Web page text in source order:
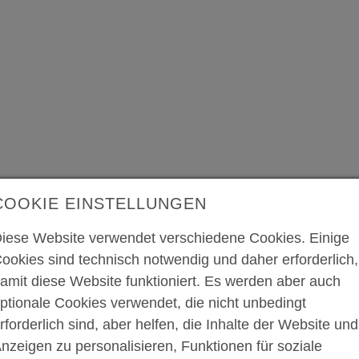
EINSTELLUNGEN
Website verwendet verschiedene Cookies. Einige
sind technisch notwendig und daher erforderlich,
diese Website funktioniert. Es werden aber auch
Cookies verwendet, die nicht unbedingt
sind, aber helfen, die Inhalte der Website und
zu personalisieren, Funktionen für soziale